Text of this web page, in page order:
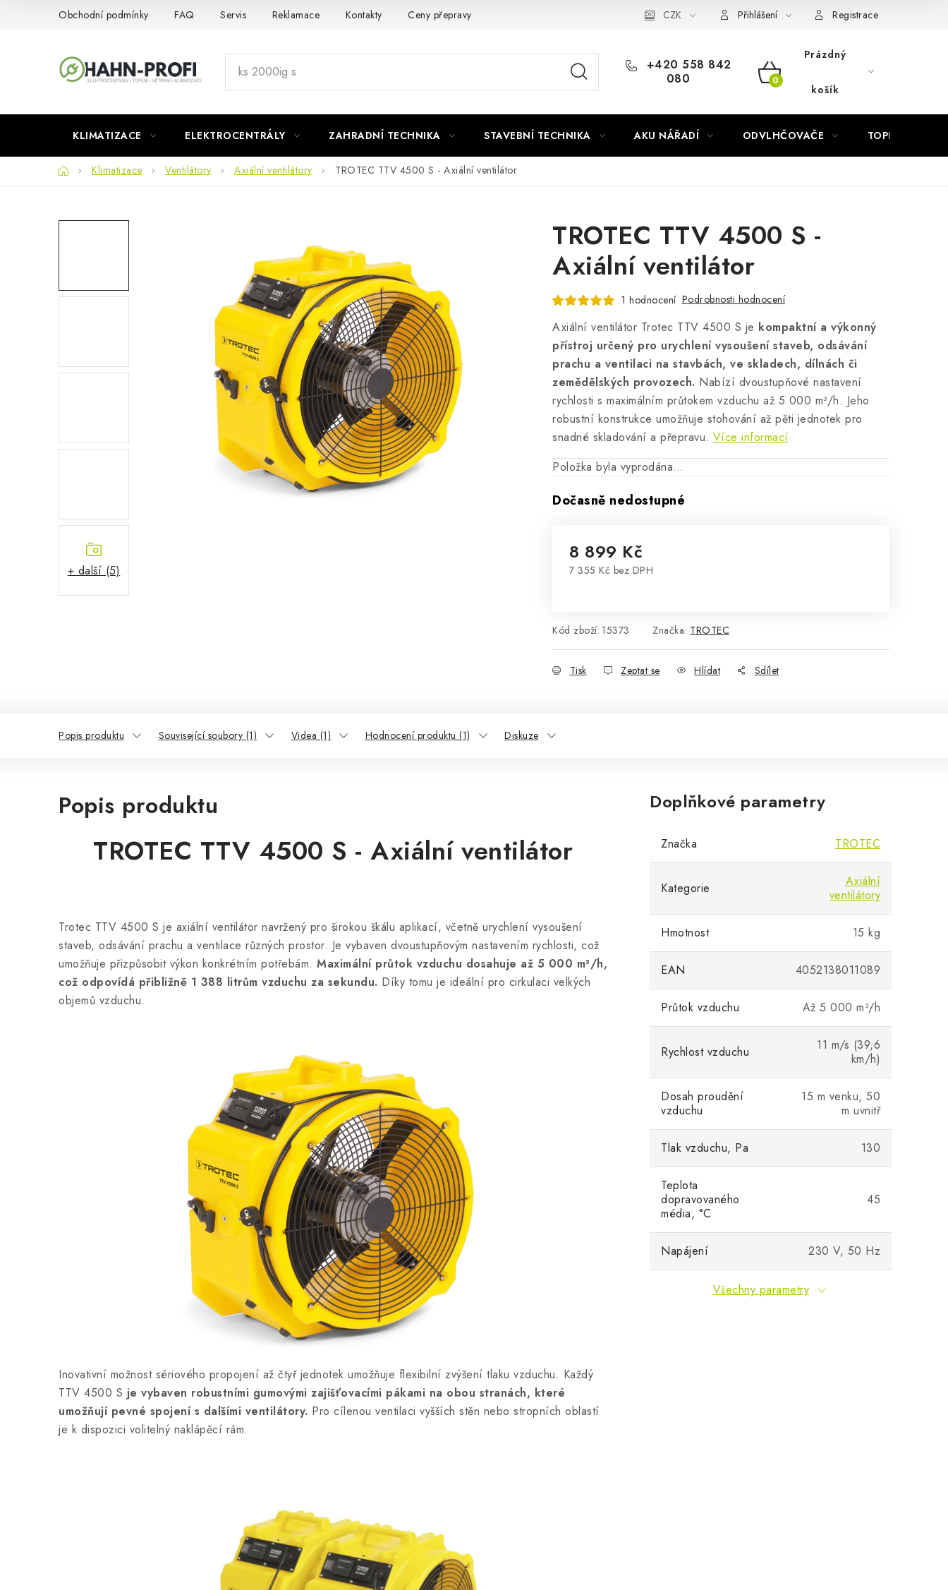
Obchodní podmínky FAQ Servis Reklamace Kontakty Ceny přepravy Náhradní díly Könner & Söhnen Reklamační řád
CZK Přihlášení Registrace
+420 558 842
080
NÁKUPNÍ
Prázdný
košík
KLIMATIZACE ELEKTROCENTRÁLY ZAHRADNÍ TECHNIKA STAVEBNÍ TECHNIKA AKU NÁŘADÍ ODVLHČOVAČE TOPIDLA
DomůKlimatizace Ventilátory Axiální ventilátory TROTEC TTV 4500 S - Axiální ventilátor
+ další (5)
TROTEC TTV 4500 S -
Axiální ventilátor
1 hodnocení Podrobnosti hodnocení
Axiální ventilátor Trotec TTV 4500 S je kompaktní a výkonný
přístroj určený pro urychlení vysoušení staveb, odsávání
prachu a ventilaci na stavbách, ve skladech, dílnách či
zemědělských provozech. Nabízí dvoustupňové nastavení
rychlosti s maximálním průtokem vzduchu až 5 000 m³/h. Jeho
robustní konstrukce umožňuje stohování až pěti jednotek pro
snadné skladování a přepravu. Více informací
Položka byla vyprodána…
Dočasně nedostupné
8 899 Kč
7 355 Kč bez DPH
Kód zboží: 15373 Značka: TROTEC
Tisk Zeptat se Hlídat Sdílet
Popis produktu Související soubory (1) Videa (1) Hodnocení produktu (1) Diskuze
Popis produktu
TROTEC TTV 4500 S - Axiální ventilátor
Trotec TTV 4500 S je axiální ventilátor navržený pro širokou škálu aplikací, včetně urychlení vysoušení
staveb, odsávání prachu a ventilace různých prostor. Je vybaven dvoustupňovým nastavením rychlosti, což
umožňuje přizpůsobit výkon konkrétním potřebám. Maximální průtok vzduchu dosahuje až 5 000 m³/h,
což odpovídá přibližně 1 388 litrům vzduchu za sekundu. Díky tomu je ideální pro cirkulaci velkých
objemů vzduchu.
Inovativní možnost sériového propojení až čtyř jednotek umožňuje flexibilní zvýšení tlaku vzduchu. Každý
TTV 4500 S je vybaven robustními gumovými zajišťovacími pákami na obou stranách, které
umožňují pevné spojení s dalšími ventilátory. Pro cílenou ventilaci vyšších stěn nebo stropních oblastí
je k dispozici volitelný naklápěcí rám.
Doplňkové parametry
Značka TROTEC
Kategorie
Axiální
ventilátory
Hmotnost 15 kg
EAN 4052138011089
Průtok vzduchu Až 5 000 m³/h
Rychlost vzduchu
11 m/s (39,6
km/h)
Dosah proudění
vzduchu
15 m venku, 50
m uvnitř
Tlak vzduchu, Pa 130
Teplota
dopravovaného
média, °C
45
Napájení 230 V, 50 Hz
Všechny parametry